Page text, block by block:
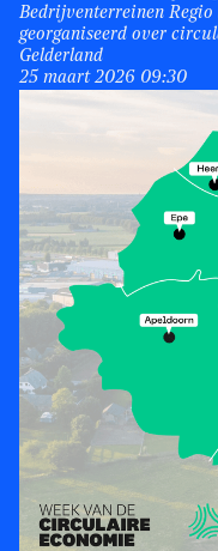
Bedrijventerreinen Regio
georganiseerd over
Gelderland
25 maart 2026 09:30